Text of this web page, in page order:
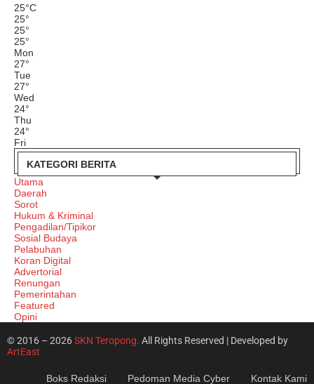
25°C
25°
25°
25°
Mon
27°
Tue
27°
Wed
24°
Thu
24°
Fri
KATEGORI BERITA
Utama
Daerah
Sorot
Hukum & Kriminal
Pengadilan/Tipikor
Sosial Budaya
Pelabuhan
Koran Digital
Advertorial
Renungan
Pemerintahan
Featured
Opini
© 2016 – 2026SKN Teropong. All Rights Reserved | Developed by
ArtEast
Boks Redaksi Pedoman Media Cyber Kontak Kami